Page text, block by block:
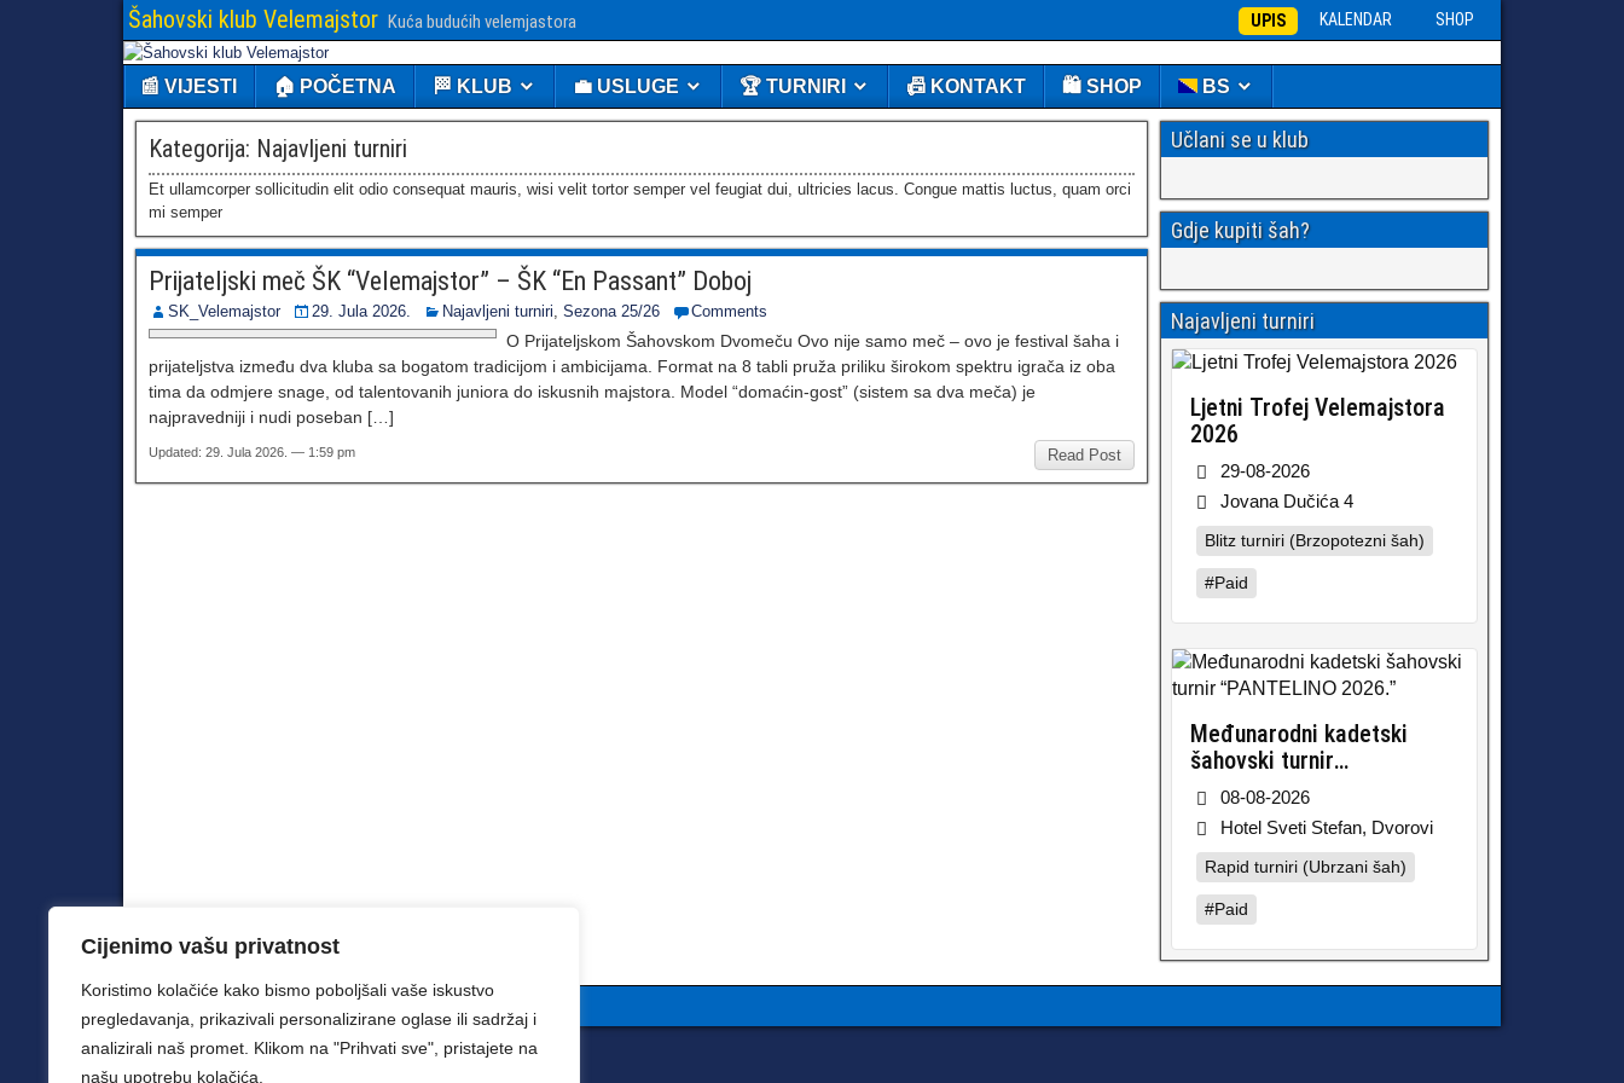
Cijenimo vašu privatnost
Koristimo kolačiće kako bismo poboljšali vaše iskustvo
pregledavanja, prikazivali personalizirane oglase ili sadržaj i
analizirali naš promet. Klikom na "Prihvati sve", pristajete na
našu upotrebu kolačića.
Šahovski klub Velemajstor Kuća budućih velemjastora UPIS KALENDAR SHOP
📰 VIJESTI 🏠 POČETNA 🏁 KLUB 💼 USLUGE 🏆 TURNIRI 📠 KONTAKT 🛍️ SHOP BS
Kategorija: Najavljeni turniri
Et ullamcorper sollicitudin elit odio consequat mauris, wisi velit tortor semper vel feugiat dui, ultricies lacus. Congue mattis luctus, quam orci
mi semper
Prijateljski meč ŠK “Velemajstor” – ŠK “En Passant” Doboj
SK_Velemajstor 29. Jula 2026. Najavljeni turniri, Sezona 25/26 Comments
O Prijateljskom Šahovskom Dvomeču Ovo nije samo meč – ovo je festival šaha i
prijateljstva između dva kluba sa bogatom tradicijom i ambicijama. Format na 8 tabli pruža priliku širokom spektru igrača iz oba
tima da odmjere snage, od talentovanih juniora do iskusnih majstora. Model “domaćin-gost” (sistem sa dva meča) je
najpravedniji i nudi poseban […]
Read Post
Updated: 29. Jula 2026. — 1:59 pm
Učlani se u klub
Gdje kupiti šah?
Najavljeni turniri
Ljetni Trofej Velemajstora
2026
29-08-2026
Jovana Dučića 4
Blitz turniri (Brzopotezni šah)
#Paid
Međunarodni kadetski
šahovski turnir
“PANTELINO 2026.”
08-08-2026
Hotel Sveti Stefan, Dvorovi
Rapid turniri (Ubrzani šah)
#Paid
© 2026 Šah klub Velemajstor. Sva prava zadržana.